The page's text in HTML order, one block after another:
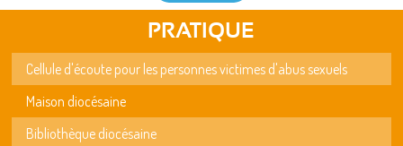
PRATIQUE
Cellule d'écoute pour les personnes victimes d'abus sexuels
Maison diocésaine
Bibliothèque diocésaine